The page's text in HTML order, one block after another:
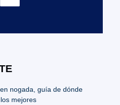
nogada, guía de dónde
mejores